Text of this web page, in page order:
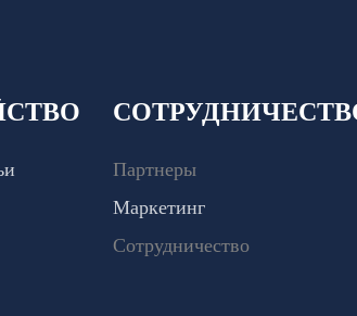
Партнеры
Маркетинг
Сотрудничество